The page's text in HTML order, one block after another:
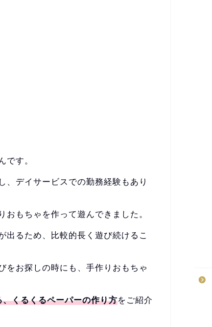
です。
、 デイサービスでの勤務経験もあり
おもちゃを作って遊んできました。
出るため、
比較的長く遊び続けるこ
をお探しの時にも、 手作りおもちゃ
くるくるペーパーの作り方をご紹介